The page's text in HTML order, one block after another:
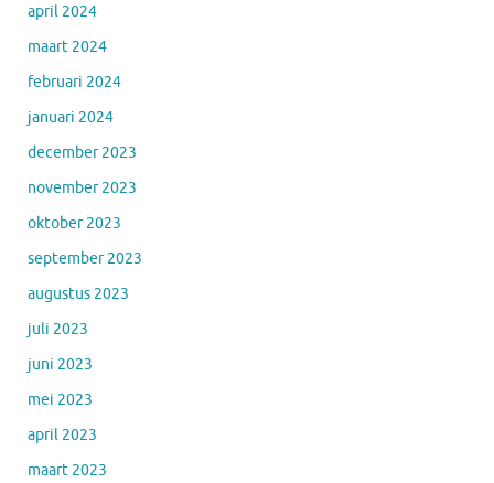
april 2024
maart 2024
februari 2024
januari 2024
december 2023
november 2023
oktober 2023
september 2023
augustus 2023
juli 2023
juni 2023
mei 2023
april 2023
maart 2023